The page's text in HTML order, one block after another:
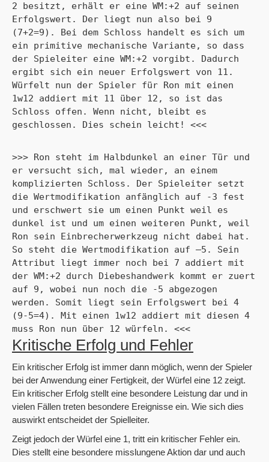
2 besitzt, erhält er eine WM:+2 auf seinen
Erfolgswert. Der liegt nun also bei 9
(7+2=9). Bei dem Schloss handelt es sich um
ein primitive mechanische Variante, so dass
der Spieleiter eine WM:+2 vorgibt. Dadurch
ergibt sich ein neuer Erfolgswert von 11.
Würfelt nun der Spieler für Ron mit einen
1w12 addiert mit 11 über 12, so ist das
Schloss offen. Wenn nicht, bleibt es
geschlossen. Dies schein leicht! <<<
>>> Ron steht im Halbdunkel an einer Tür und
er versucht sich, mal wieder, an einem
komplizierten Schloss. Der Spieleiter setzt
die Wertmodifikation anfänglich auf -3 fest
und erschwert sie um einen Punkt weil es
dunkel ist und um einen weiteren Punkt, weil
Ron sein Einbrecherwerkzeug nicht dabei hat.
So steht die Wertmodifikation auf –5. Sein
Attribut liegt immer noch bei 7 addiert mit
der WM:+2 durch Diebeshandwerk kommt er zuert
auf 9, wobei nun noch die -5 abgezogen
werden. Somit liegt sein Erfolgswert bei 4
(9-5=4). Mit einen 1w12 addiert mit diesen 4
muss Ron nun über 12 würfeln. <<<
Kritische Erfolg und Fehler
Ein kritischer Erfolg ist immer dann möglich, wenn der Spieler
bei der Anwendung einer Fertigkeit, der Würfel eine 12 zeigt.
Ein kritischer Erfolg stellt eine besondere Leistung dar und in
vielen Fällen treten besondere Ereignisse ein. Wie sich dies
auswirkt entscheidet der Spielleiter.
Zeigt jedoch der Würfel eine 1, tritt ein kritischer Fehler ein.
Dies stellt eine besondere misslungene Aktion dar und auch